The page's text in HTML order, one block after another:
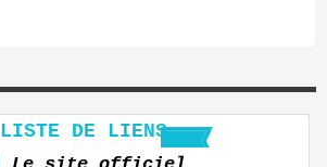
LISTE DE LIENS